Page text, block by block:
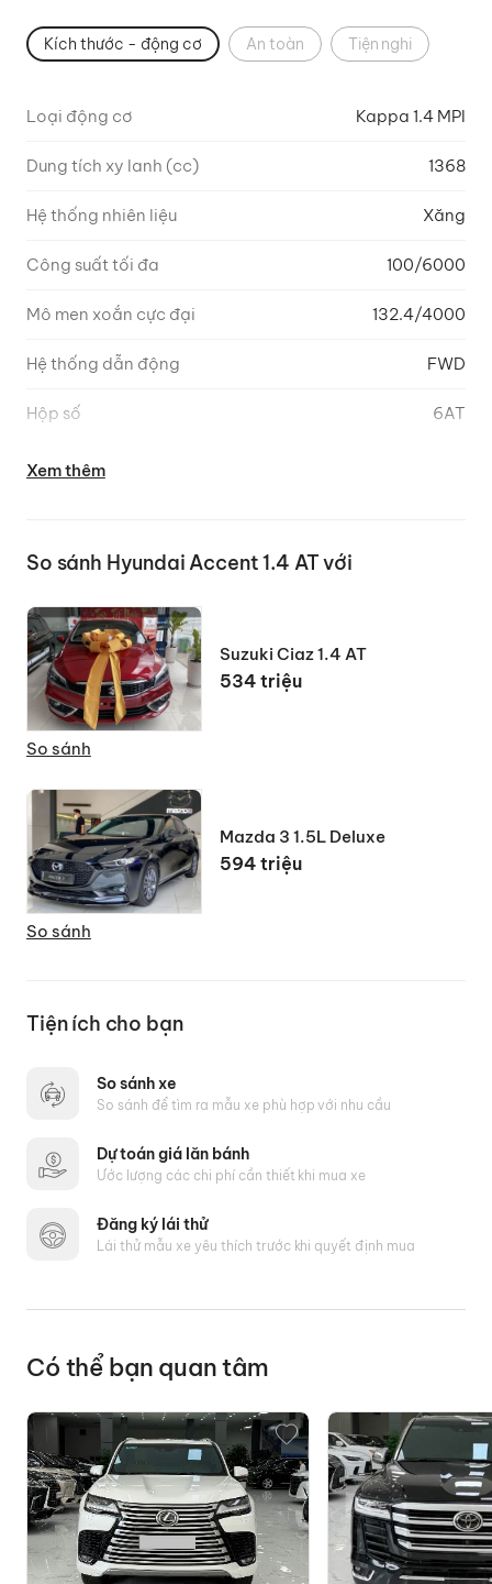
Kích thước - động cơ An toàn Tiện nghi
Loại động cơ Kappa 1.4 MPI
Dung tích xy lanh (cc) 1368
Hệ thống nhiên liệu Xăng
Công suất tối đa 100/6000
Mô men xoắn cực đại 132.4/4000
Hệ thống dẫn động FWD
Hộp số 6AT
Hệ thống treo trước
Hệ thống phanh trước
Hệ thống phanh sau
Tiêu thụ nhiên liệu (L/100 km)-
Trong đô thị
Tiêu thụ nhiên liệu (L/100 km)-
Ngoài đô thị
Tiêu thụ nhiên liệu (L/100 km)-
Kết hợp
Chiều dài cơ sở (mm)
Bán kính vòng quay tối thiểu
Trọng lượng không tải (kg)
Trọng lượng toàn tải (kg)
Xem thêm
So sánh Hyundai Accent 1.4 AT với
Suzuki Ciaz 1.4 AT
534 triệu
So sánh
Mazda 3 1.5L Deluxe
594 triệu
So sánh
Tiện ích cho bạn
So sánh xe
So sánh để tìm ra mẫu xe phù hợp với nhu cầu
Dự toán giá lăn bánh
Ước lượng các chi phí cần thiết khi mua xe
Đăng ký lái thử
Lái thử mẫu xe yêu thích trước khi quyết định mua
Có thể bạn quan tâm